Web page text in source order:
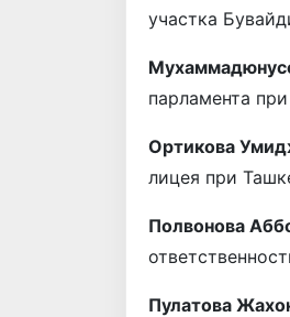
участка
парламента
Ортикова
лицея при
Полвонова
Пулатова